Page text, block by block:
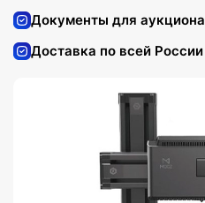
Документы для аукциона
Доставка по всей России